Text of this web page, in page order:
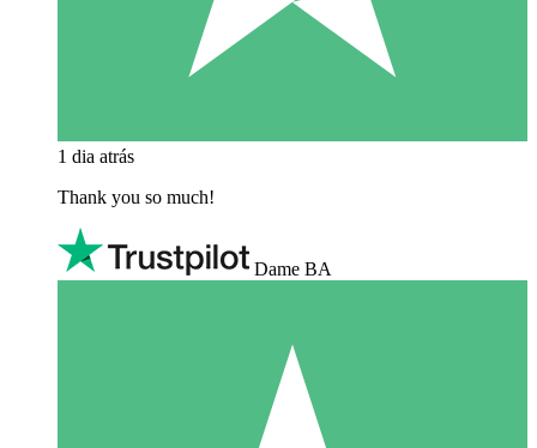
1 dia atrás
Thank you so much!
Dame BA